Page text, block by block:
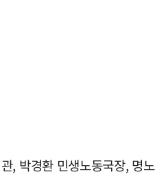
, 박경환 민생노동국장,